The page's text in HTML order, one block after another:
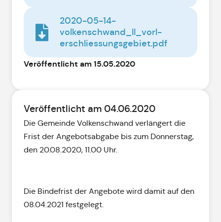
2020-05-14-
volkenschwand_II_vorl-
erschliessungsgebiet.pdf
Veröffentlicht am 15.05.2020
Veröffentlicht am 04.06.2020
Die Gemeinde Volkenschwand verlängert die
Frist der Angebotsabgabe bis zum Donnerstag,
den 20.08.2020, 11.00 Uhr.
Die Bindefrist der Angebote wird damit auf den
08.04.2021 festgelegt.